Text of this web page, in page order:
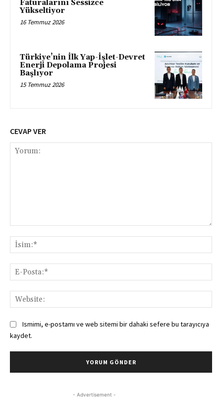
Faturalarını Sessizce
Yükseltiyor
16 Temmuz 2026
Türkiye’nin İlk Yap-İşlet-Devret
Enerji Depolama Projesi
Başlıyor
15 Temmuz 2026
CEVAP VER
Ismimi, e-postamı ve web sitemi bir dahaki sefere bu tarayıcıya
kaydet.
- Advertisement -